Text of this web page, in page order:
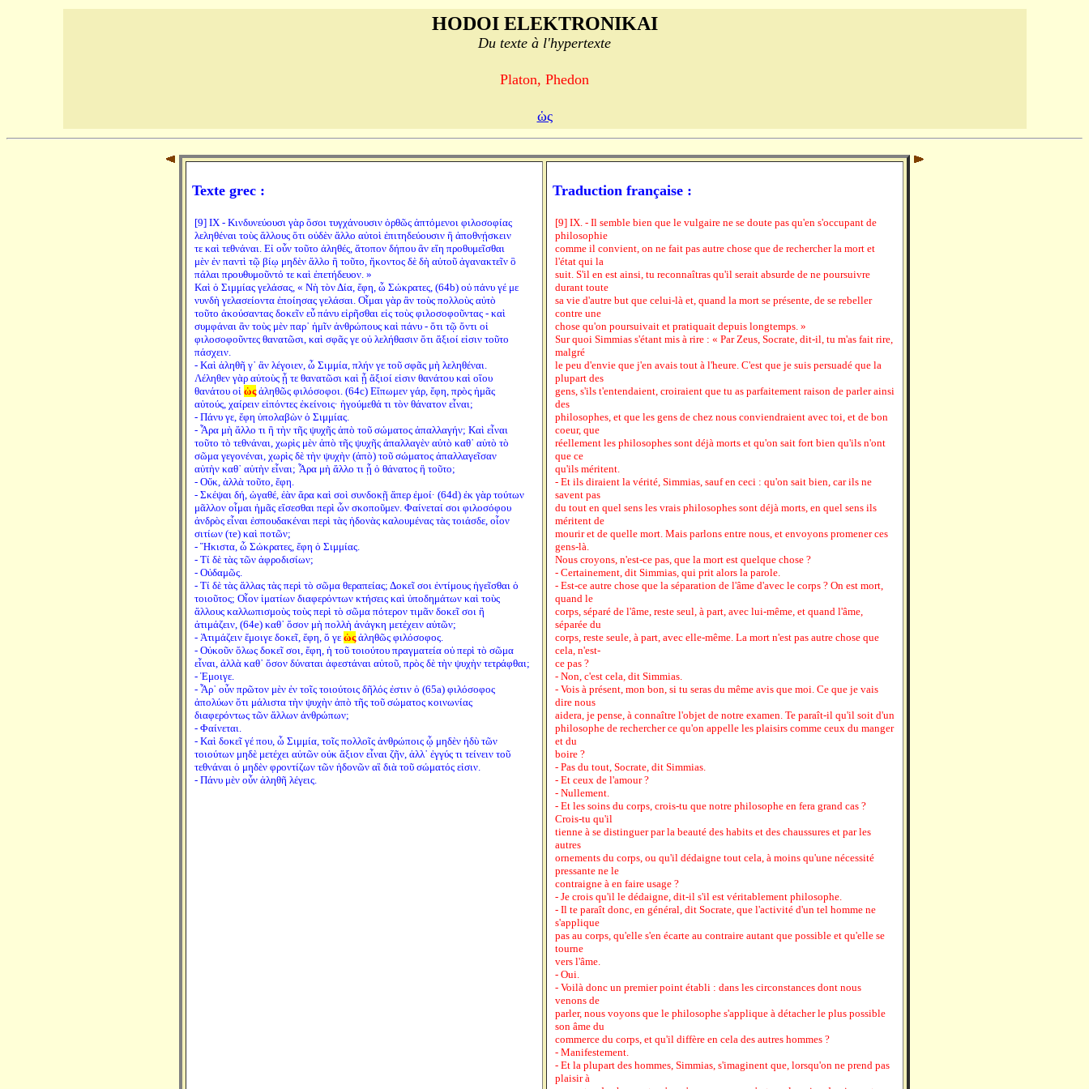
HODOI ELEKTRONIKAI
Du texte à l'hypertexte
Platon, Phedon
ὡς
Texte grec :
[9] IX - Κινδυνεύουσι γὰρ ὅσοι τυγχάνουσιν ὀρθῶς ἁπτόμενοι φιλοσοφίας
λεληθέναι τοὺς ἄλλους ὅτι οὐδὲν ἄλλο αὐτοὶ ἐπιτηδεύουσιν ἢ ἀποθνῄσκειν
τε καὶ τεθνάναι. Εἰ οὖν τοῦτο ἀληθές, ἄτοπον δήπου ἂν εἴη προθυμεῖσθαι
μὲν ἐν παντὶ τῷ βίῳ μηδὲν ἄλλο ἢ τοῦτο, ἥκοντος δὲ δὴ αὐτοῦ ἀγανακτεῖν ὃ
πάλαι προυθυμοῦντό τε καὶ ἐπετήδευον. »
Καὶ ὁ Σιμμίας γελάσας, « Νὴ τὸν Δία, ἔφη, ὦ Σώκρατες, (64b) οὐ πάνυ γέ με
νυνδὴ γελασείοντα ἐποίησας γελάσαι. Οἶμαι γὰρ ἂν τοὺς πολλοὺς αὐτὸ
τοῦτο ἀκούσαντας δοκεῖν εὖ πάνυ εἰρῆσθαι εἰς τοὺς φιλοσοφοῦντας - καὶ
συμφάναι ἂν τοὺς μὲν παρ᾽ ἡμῖν ἀνθρώπους καὶ πάνυ - ὅτι τῷ ὄντι οἱ
φιλοσοφοῦντες θανατῶσι, καὶ σφᾶς γε οὐ λελήθασιν ὅτι ἄξιοί εἰσιν τοῦτο
πάσχειν.
- Καὶ ἀληθῆ γ᾽ ἂν λέγοιεν, ὦ Σιμμία, πλήν γε τοῦ σφᾶς μὴ λεληθέναι.
Λέληθεν γὰρ αὐτοὺς ᾗ τε θανατῶσι καὶ ᾗ ἄξιοί εἰσιν θανάτου καὶ οἵου
θανάτου οἱ ὡςἀληθῶς φιλόσοφοι. (64c) Εἴπωμεν γάρ, ἔφη, πρὸς ἡμᾶς
αὐτούς, χαίρειν εἰπόντες ἐκείνοις· ἡγούμεθά τι τὸν θάνατον εἶναι;
- Πάνυ γε, ἔφη ὑπολαβὼν ὁ Σιμμίας.
- Ἆρα μὴ ἄλλο τι ἢ τὴν τῆς ψυχῆς ἀπὸ τοῦ σώματος ἀπαλλαγήν; Καὶ εἶναι
τοῦτο τὸ τεθνάναι, χωρὶς μὲν ἀπὸ τῆς ψυχῆς ἀπαλλαγὲν αὐτὸ καθ᾽ αὑτὸ τὸ
σῶμα γεγονέναι, χωρὶς δὲ τὴν ψυχὴν (ἀπὸ) τοῦ σώματος ἀπαλλαγεῖσαν
αὐτὴν καθ᾽ αὑτὴν εἶναι; Ἆρα μὴ ἄλλο τι ᾖ ὁ θάνατος ἢ τοῦτο;
- Οὔκ, ἀλλὰ τοῦτο, ἔφη.
- Σκέψαι δή, ὠγαθέ, ἐὰν ἄρα καὶ σοὶ συνδοκῇ ἅπερ ἐμοί· (64d) ἐκ γὰρ τούτων
μᾶλλον οἶμαι ἡμᾶς εἴσεσθαι περὶ ὧν σκοποῦμεν. Φαίνεταί σοι φιλοσόφου
ἀνδρὸς εἶναι ἐσπουδακέναι περὶ τὰς ἡδονὰς καλουμένας τὰς τοιάσδε, οἷον
σιτίων (τe) καὶ ποτῶν;
- Ἥκιστα, ὦ Σώκρατες, ἔφη ὁ Σιμμίας.
- Τί δὲ τὰς τῶν ἀφροδισίων;
- Οὐδαμῶς.
- Τί δὲ τὰς ἄλλας τὰς περὶ τὸ σῶμα θεραπείας; Δοκεῖ σοι ἐντίμους ἡγεῖσθαι ὁ
τοιοῦτος; Οἷον ἱματίων διαφερόντων κτήσεις καὶ ὑποδημάτων καὶ τοὺς
ἄλλους καλλωπισμοὺς τοὺς περὶ τὸ σῶμα πότερον τιμᾶν δοκεῖ σοι ἢ
ἀτιμάζειν, (64e) καθ᾽ ὅσον μὴ πολλὴ ἀνάγκη μετέχειν αὐτῶν;
- Ἀτιμάζειν ἔμοιγε δοκεῖ, ἔφη, ὅ γε ὡςἀληθῶς φιλόσοφος.
- Οὐκοῦν ὅλως δοκεῖ σοι, ἔφη, ἡ τοῦ τοιούτου πραγματεία οὐ περὶ τὸ σῶμα
εἶναι, ἀλλὰ καθ᾽ ὅσον δύναται ἀφεστάναι αὐτοῦ, πρὸς δὲ τὴν ψυχὴν τετράφθαι;
- Ἐμοιγε.
- Ἆρ᾽ οὖν πρῶτον μὲν ἐν τοῖς τοιούτοις δῆλός ἐστιν ὁ (65a) φιλόσοφος
ἀπολύων ὅτι μάλιστα τὴν ψυχὴν ἀπὸ τῆς τοῦ σώματος κοινωνίας
διαφερόντως τῶν ἄλλων ἀνθρώπων;
- Φαίνεται.
- Καὶ δοκεῖ γέ που, ὦ Σιμμία, τοῖς πολλοῖς ἀνθρώποις ᾧ μηδὲν ἡδὺ τῶν
τοιούτων μηδὲ μετέχει αὐτῶν οὐκ ἄξιον εἶναι ζῆν, ἀλλ᾽ ἐγγύς τι τείνειν τοῦ
τεθνάναι ὁ μηδὲν φροντίζων τῶν ἡδονῶν αἳ διὰ τοῦ σώματός εἰσιν.
- Πάνυ μὲν οὖν ἀληθῆ λέγεις.
Traduction française :
[9] IX. - Il semble bien que le vulgaire ne se doute pas qu'en s'occupant de
philosophie
comme il convient, on ne fait pas autre chose que de rechercher la mort et
l'état qui la
suit. S'il en est ainsi, tu reconnaîtras qu'il serait absurde de ne poursuivre
durant toute
sa vie d'autre but que celui-là et, quand la mort se présente, de se rebeller
contre une
chose qu'on poursuivait et pratiquait depuis longtemps. »
Sur quoi Simmias s'étant mis à rire : « Par Zeus, Socrate, dit-il, tu m'as fait rire,
malgré
le peu d'envie que j'en avais tout à l'heure. C'est que je suis persuadé que la
plupart des
gens, s'ils t'entendaient, croiraient que tu as parfaitement raison de parler ainsi
des
philosophes, et que les gens de chez nous conviendraient avec toi, et de bon
coeur, que
réellement les philosophes sont déjà morts et qu'on sait fort bien qu'ils n'ont
que ce
qu'ils méritent.
- Et ils diraient la vérité, Simmias, sauf en ceci : qu'on sait bien, car ils ne
savent pas
du tout en quel sens les vrais philosophes sont déjà morts, en quel sens ils
méritent de
mourir et de quelle mort. Mais parlons entre nous, et envoyons promener ces
gens-là.
Nous croyons, n'est-ce pas, que la mort est quelque chose ?
- Certainement, dit Simmias, qui prit alors la parole.
- Est-ce autre chose que la séparation de l'âme d'avec le corps ? On est mort,
quand le
corps, séparé de l'âme, reste seul, à part, avec lui-même, et quand l'âme,
séparée du
corps, reste seule, à part, avec elle-même. La mort n'est pas autre chose que
cela, n'est-
ce pas ?
- Non, c'est cela, dit Simmias.
- Vois à présent, mon bon, si tu seras du même avis que moi. Ce que je vais
dire nous
aidera, je pense, à connaître l'objet de notre examen. Te paraît-il qu'il soit d'un
philosophe de rechercher ce qu'on appelle les plaisirs comme ceux du manger
et du
boire ?
- Pas du tout, Socrate, dit Simmias.
- Et ceux de l'amour ?
- Nullement.
- Et les soins du corps, crois-tu que notre philosophe en fera grand cas ?
Crois-tu qu'il
tienne à se distinguer par la beauté des habits et des chaussures et par les
autres
ornements du corps, ou qu'il dédaigne tout cela, à moins qu'une nécessité
pressante ne le
contraigne à en faire usage ?
- Je crois qu'il le dédaigne, dit-il s'il est véritablement philosophe.
- Il te paraît donc, en général, dit Socrate, que l'activité d'un tel homme ne
s'applique
pas au corps, qu'elle s'en écarte au contraire autant que possible et qu'elle se
tourne
vers l'âme.
- Oui.
- Voilà donc un premier point établi : dans les circonstances dont nous
venons de
parler, nous voyons que le philosophe s'applique à détacher le plus possible
son âme du
commerce du corps, et qu'il diffère en cela des autres hommes ?
- Manifestement.
- Et la plupart des hommes, Simmias, s'imaginent que, lorsqu'on ne prend pas
plaisir à